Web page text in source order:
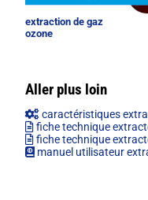
extraction de gaz
ozone
Aller plus loin
caractéristiques
fiche technique
fiche technique
manuel utilisateur